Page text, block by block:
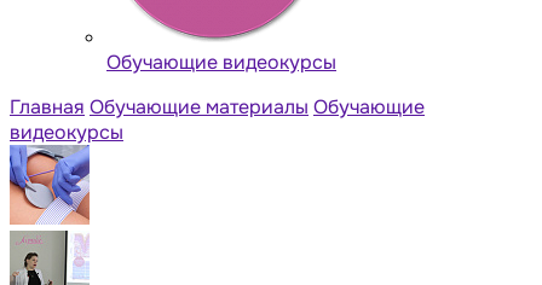
Обучающие видеокурсы
Главная Обучающие материалы Обучающие
видеокурсы